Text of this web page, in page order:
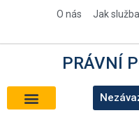
O nás Jak
PRÁVNÍ